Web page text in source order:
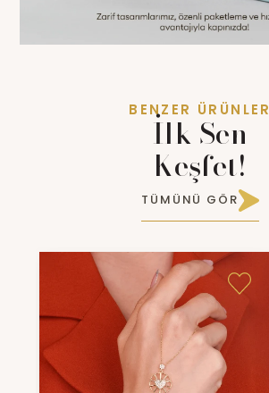
BENZER ÜRÜNLER
İlk Sen
Keşfet!
TÜMÜNÜ GÖR